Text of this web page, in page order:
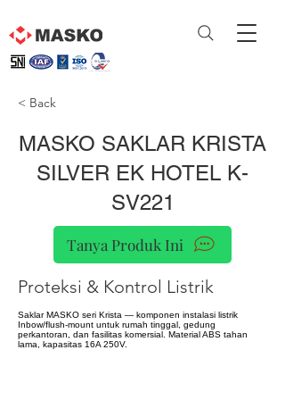
< Back
MASKO SAKLAR KRISTA
SILVER EK HOTEL K-
SV221
Tanya Produk Ini
Proteksi & Kontrol Listrik
Saklar MASKO seri Krista — komponen instalasi listrik
Inbow/flush-mount untuk rumah tinggal, gedung
perkantoran, dan fasilitas komersial. Material ABS tahan
lama, kapasitas 16A 250V.